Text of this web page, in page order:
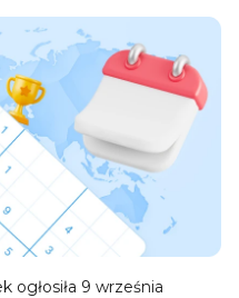
ogłosiła 9 września